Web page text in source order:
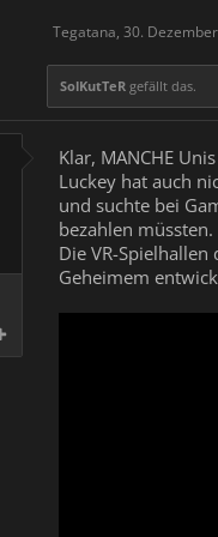
Tegatana, 30.
SolKutTeR gefällt das.
Klar, MANCHE
Luckey hat auch
und suchte bei
bezahlen
Die VR-
Geheimem